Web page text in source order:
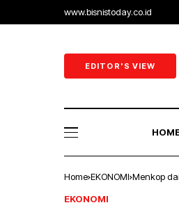
www.bisnistoday.co.id
EDITOR'S VIEW
Home EKONOMI Menkop
EKONOMI